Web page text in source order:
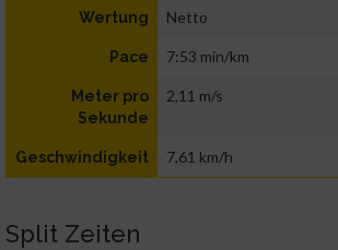
Wertung Netto
Pace 7:53 min/km
Meter pro
Sekunde
2,11 m/s
Geschwindigkeit 7,61 km/h
Split Zeiten